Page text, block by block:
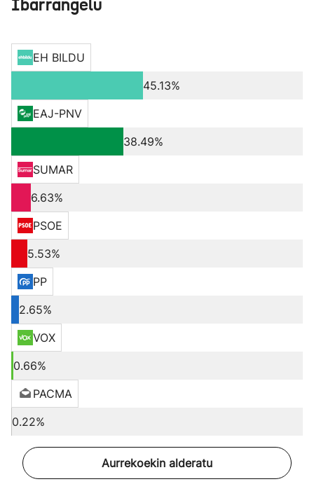
Ibarrangelu
EH BILDU
45.13%
EAJ-PNV
38.49%
SUMAR
6.63%
PSOE
5.53%
PP
2.65%
VOX
0.66%
PACMA
0.22%
Aurrekoekin alderatu